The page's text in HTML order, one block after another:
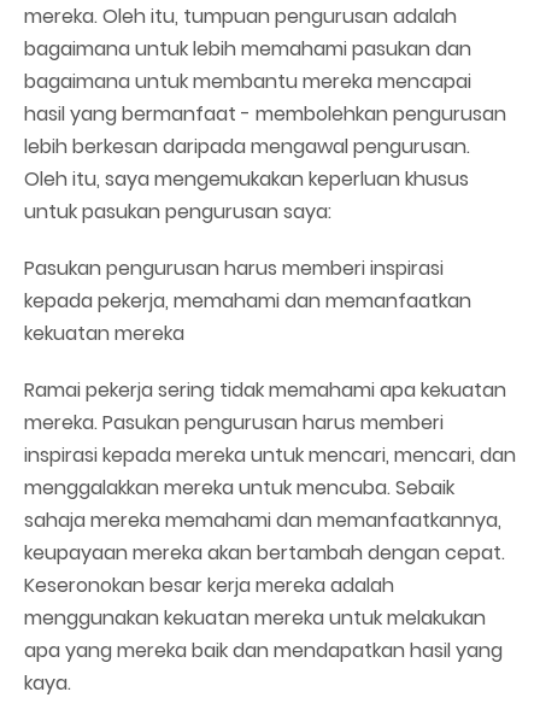
mereka. Oleh itu, tumpuan pengurusan adalah
bagaimana untuk lebih memahami pasukan dan
bagaimana untuk membantu mereka mencapai
hasil yang bermanfaat - membolehkan pengurusan
lebih berkesan daripada mengawal pengurusan.
Oleh itu, saya mengemukakan keperluan khusus
untuk pasukan pengurusan saya:
Pasukan pengurusan harus memberi inspirasi
kepada pekerja, memahami dan memanfaatkan
kekuatan mereka
Ramai pekerja sering tidak memahami apa kekuatan
mereka. Pasukan pengurusan harus memberi
inspirasi kepada mereka untuk mencari, mencari, dan
menggalakkan mereka untuk mencuba. Sebaik
sahaja mereka memahami dan memanfaatkannya,
keupayaan mereka akan bertambah dengan cepat.
Keseronokan besar kerja mereka adalah
menggunakan kekuatan mereka untuk melakukan
apa yang mereka baik dan mendapatkan hasil yang
kaya.